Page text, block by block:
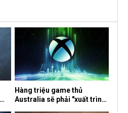
Hàng triệu game thủ
Australia sẽ phải "xuất trình